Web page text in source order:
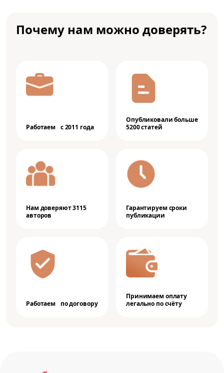
Почему нам можно доверять?
Работаем с 2011 года
Опубликовали больше
5200 статей
Нам доверяют 3115
авторов
Гарантируем сроки
публикации
Работаем по договору
Принимаем оплату
легально по счёту